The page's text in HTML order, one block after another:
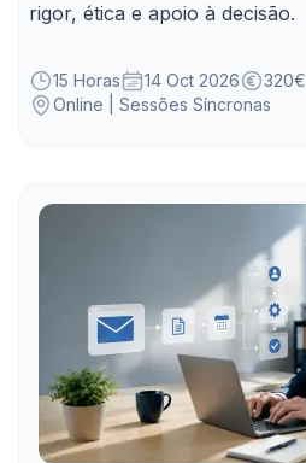
rigor, ética e apoio à decisão.
15 Horas 14 Oct 2026
320€
Online | Sessões Síncronas